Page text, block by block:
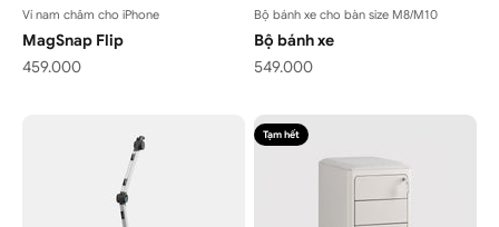
Ví nam châm cho iPhone
MagSnap Flip
Giá bán
459.000
Bộ bánh xe cho bàn size M8/M10
Bộ bánh xe
Giá bán
549.000
Tạm hết